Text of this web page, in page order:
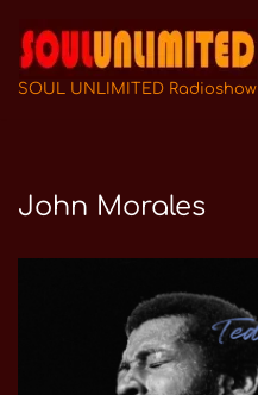
Zum
Inhalt
SOUL UNLIMITED Radioshow
John Morales